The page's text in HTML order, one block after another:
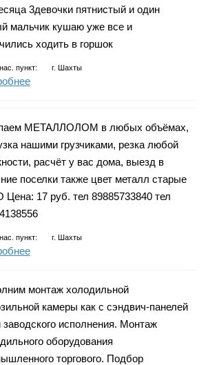
3девочки пятнистый и один
мальчик кушаю уже все и
ходить в горшок
пункт: г. Шахты
МЕТАЛЛОЛОМ в любых объёмах,
нашими грузчиками, резка любой
расчёт у вас дома, выезд в
поселки также цвет металл старые
Цена: 17 руб. тел 89885733840 тел
пункт: г. Шахты
монтаж холодильной
камеры как с сэндвич-панелей
заводского исполнения. Монтаж
оборудования
торгового. Подбор